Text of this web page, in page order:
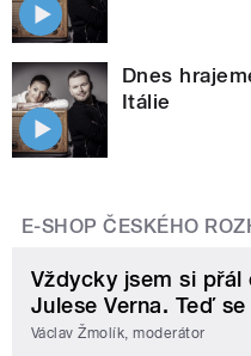
Dnes
Itálie
E-SHOP ČESKÉHO
Vždycky jsem si
Julese Verna. Teď
Václav Žmolík, moderátor